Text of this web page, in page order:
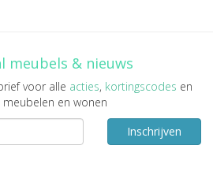
meubels & nieuws
voor alle acties, kortingscodes en
en wonen
Inschrijven